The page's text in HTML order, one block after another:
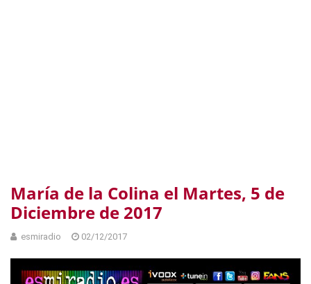
María de la Colina el Martes, 5 de
Diciembre de 2017
esmiradio 02/12/2017